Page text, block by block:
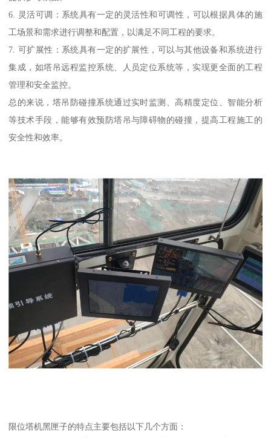
6. 灵活可调：系统具有一定的灵活性和可调性，可以根据具体的施
工场景和需求进行调整和配置，以满足不同工程的要求。
7. 可扩展性：系统具有一定的扩展性，可以与其他设备和系统进行
集成，如塔吊远程监控系统、人员定位系统等，实现更全面的工程
管理和安全监控。
总的来说，塔吊防碰撞系统通过实时监测、高精度定位、智能分析
等技术手段，能够有效预防塔吊与障碍物的碰撞，提高工程施工的
安全性和效率。
限位塔机黑匣子的特点主要包括以下几个方面：